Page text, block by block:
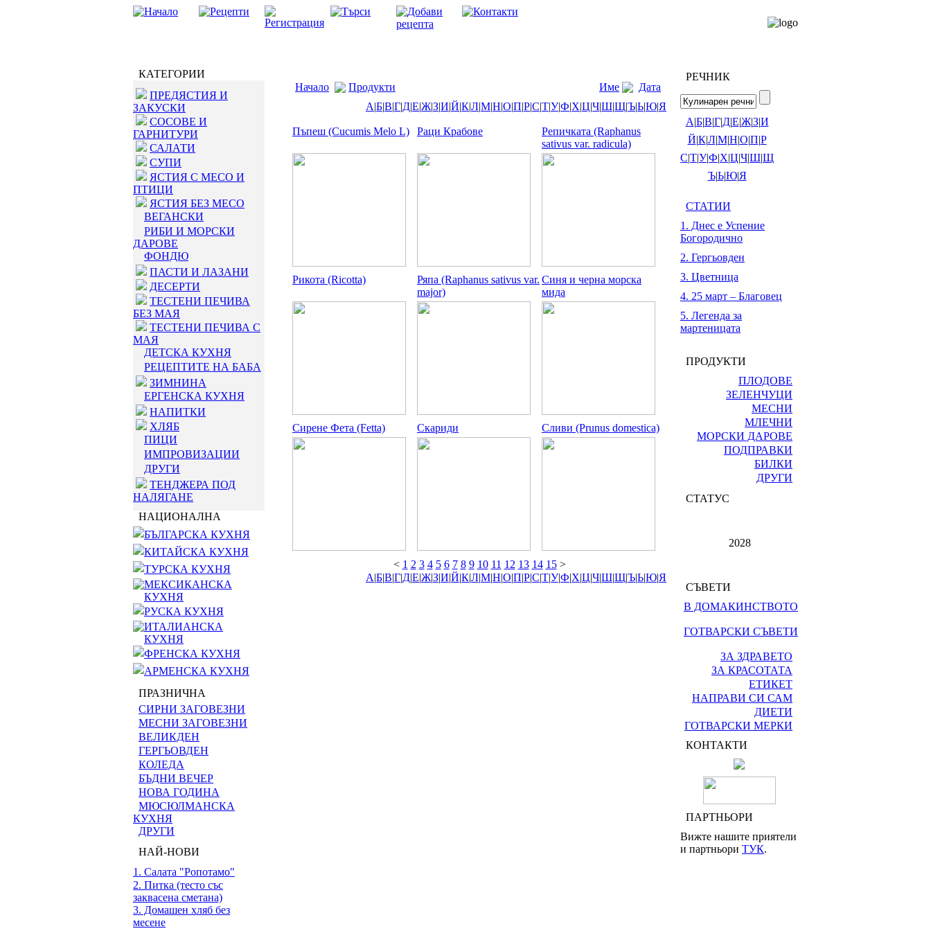
КАТЕГОРИИ
ПРЕДЯСТИЯ И
ЗАКУСКИ
СОСОВЕ И
ГАРНИТУРИ
САЛАТИ
СУПИ
ЯСТИЯ С МЕСО И
ПТИЦИ
ЯСТИЯ БЕЗ МЕСО
ВЕГАНСКИ
РИБИ И МОРСКИ
ДАРОВЕ
ФОНДЮ
ПАСТИ И ЛАЗАНИ
ДЕСЕРТИ
ТЕСТЕНИ ПЕЧИВА
БЕЗ МАЯ
ТЕСТЕНИ ПЕЧИВА С
МАЯ
ДЕТСКА КУХНЯ
РЕЦЕПТИТЕ НА БАБА
ЗИМНИНА
ЕРГЕНСКА КУХНЯ
НАПИТКИ
ХЛЯБ
ПИЦИ
ИМПРОВИЗАЦИИ
ДРУГИ
ТЕНДЖЕРА ПОД
НАЛЯГАНЕ
НАЦИОНАЛНА
БЪЛГАРСКА КУХНЯ
КИТАЙСКА КУХНЯ
ТУРСКА КУХНЯ
МЕКСИКАНСКА
КУХНЯ
РУСКА КУХНЯ
ИТАЛИАНСКА
КУХНЯ
ФРЕНСКА КУХНЯ
АРМЕНСКА КУХНЯ
ПРАЗНИЧНА
СИРНИ ЗАГОВЕЗНИ
МЕСНИ ЗАГОВЕЗНИ
ВЕЛИКДЕН
ГЕРГЬОВДЕН
КОЛЕДА
БЪДНИ ВЕЧЕР
НОВА ГОДИНА
МЮСЮЛМАНСКА
КУХНЯ
ДРУГИ
НАЙ-НОВИ
1. Салата "Ропотамо"
2. Питка (тесто със
заквасена сметана)
3. Домашен хляб без
месене
Начало Продукти Име
Дата
А|Б|В|Г|Д|Е|Ж|З|И|Й|К|Л|М|Н|О|П|Р|С|Т|У|Ф|Х|Ц|Ч|Ш|Щ|Ъ|Ь|Ю|Я
Пъпеш (Cucumis Melo L) Раци Крабове
Репичката (Raphanus
sativus var. radicula)
Рикота (Ricotta)
Ряпа (Raphanus sativus var.
major)
Синя и черна морска
мида
Сирене Фета (Fetta) Скариди Сливи (Prunus domestica)
< 1 2 3 4 5 6 7 8 9 10 11 12 13 14 15>
А|Б|В|Г|Д|Е|Ж|З|И|Й|К|Л|М|Н|О|П|Р|С|Т|У|Ф|Х|Ц|Ч|Ш|Щ|Ъ|Ь|Ю|Я
РЕЧНИК
А|Б|В|Г|Д|Е|Ж|З|И
Й|К|Л|М|Н|О|П|Р
С|Т|У|Ф|Х|Ц|Ч|Ш|Щ
Ъ|Ь|Ю|Я
СТАТИИ
1. Днес е Успение
Богородично
2. Гергьовден
3. Цветница
4. 25 март – Благовец
5. Легенда за
мартеницата
ПРОДУКТИ
ПЛОДОВЕ
ЗЕЛЕНЧУЦИ
МЕСНИ
МЛЕЧНИ
МОРСКИ ДАРОВЕ
ПОДПРАВКИ
БИЛКИ
ДРУГИ
СТАТУС
2028
СЪВЕТИ
В ДОМАКИНСТВОТО
ГОТВАРСКИ СЪВЕТИ
ЗА ЗДРАВЕТО
ЗА КРАСОТАТА
ЕТИКЕТ
НАПРАВИ СИ САМ
ДИЕТИ
ГОТВАРСКИ МЕРКИ
КОНТАКТИ
ПАРТНЬОРИ
Вижте нашите приятели
и партньори ТУК.